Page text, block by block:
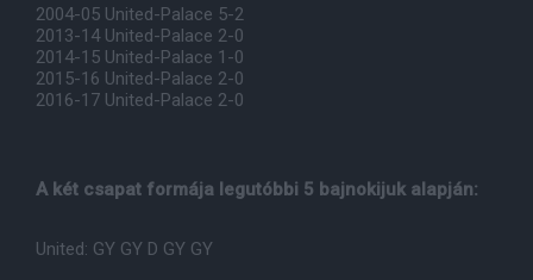
2004-05 United-Palace 5-2
2013-14 United-Palace 2-0
2014-15 United-Palace 1-0
2015-16 United-Palace 2-0
2016-17 United-Palace 2-0
A két csapat formája legutóbbi 5 bajnokijuk alapján:
United: GY GY D GY GY